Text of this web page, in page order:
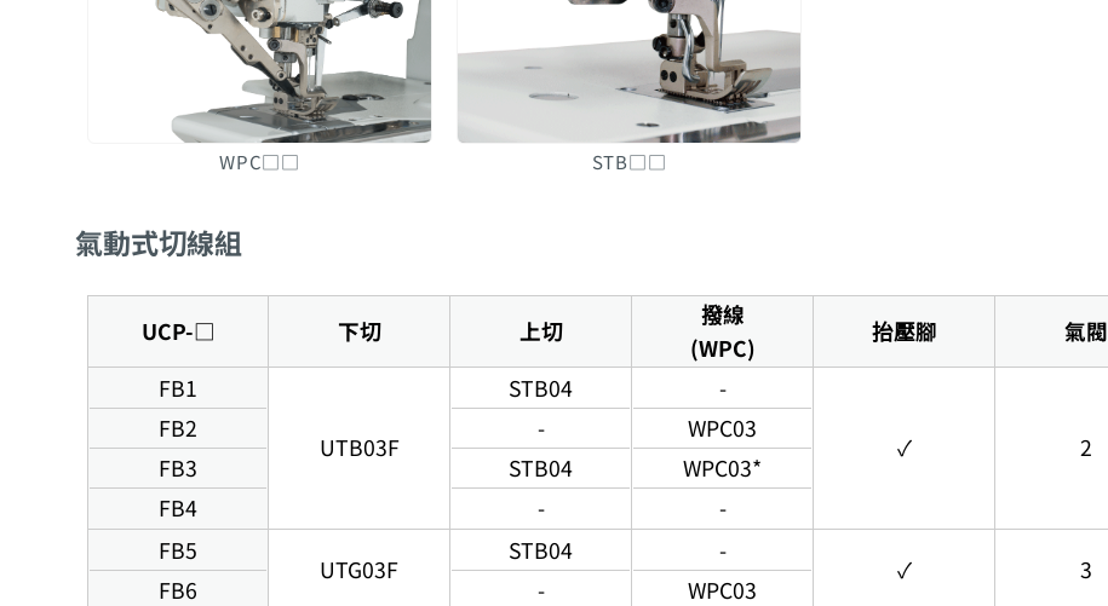
WPC□□ STB□□
氣動式切線組
UCP-□ 下切 上切
撥線
(WPC)
抬壓腳 氣閥
FB1
FB2
FB3
FB4
UTB03F
STB04
-
STB04
-
-
WPC03
WPC03*
-
✓ 2
FB5
FB6
UTG03F
STB04
-
-
WPC03
✓ 3